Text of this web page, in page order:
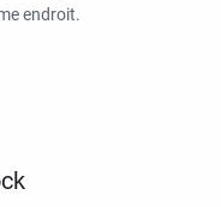
endroit.